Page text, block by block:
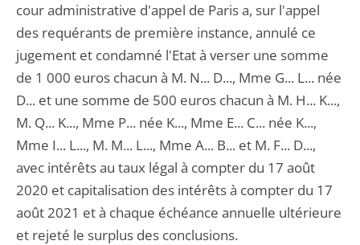
cour administrative d'appel de Paris a, sur l'appel
des requérants de première instance, annulé ce
jugement et condamné l'Etat à verser une somme
de 1 000 euros chacun à M. N... D..., Mme G... L... née
D... et une somme de 500 euros chacun à M. H... K...,
M. Q... K..., Mme P... née K..., Mme E... C... née K...,
Mme I... L..., M. M... L..., Mme A... B... et M. F... D...,
avec intérêts au taux légal à compter du 17 août
2020 et capitalisation des intérêts à compter du 17
août 2021 et à chaque échéance annuelle ultérieure
et rejeté le surplus des conclusions.